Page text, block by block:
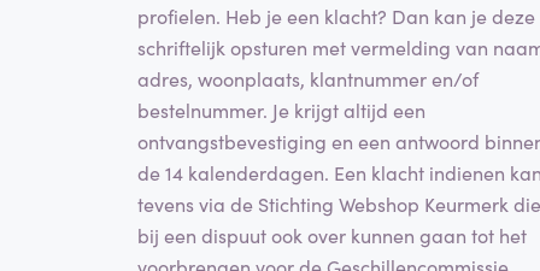
profielen. Heb je een klacht? Dan kan je deze
schriftelijk opsturen met vermelding van
adres, woonplaats, klantnummer en/of
bestelnummer. Je krijgt altijd een
ontvangstbevestiging en een antwoord
de 14 kalenderdagen. Een klacht indienen kan
tevens via de Stichting Webshop Keurmerk die
bij een dispuut ook over kunnen gaan tot het